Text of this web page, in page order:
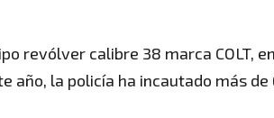
revólver calibre 38 marca COLT,
año, la policía ha incautado más